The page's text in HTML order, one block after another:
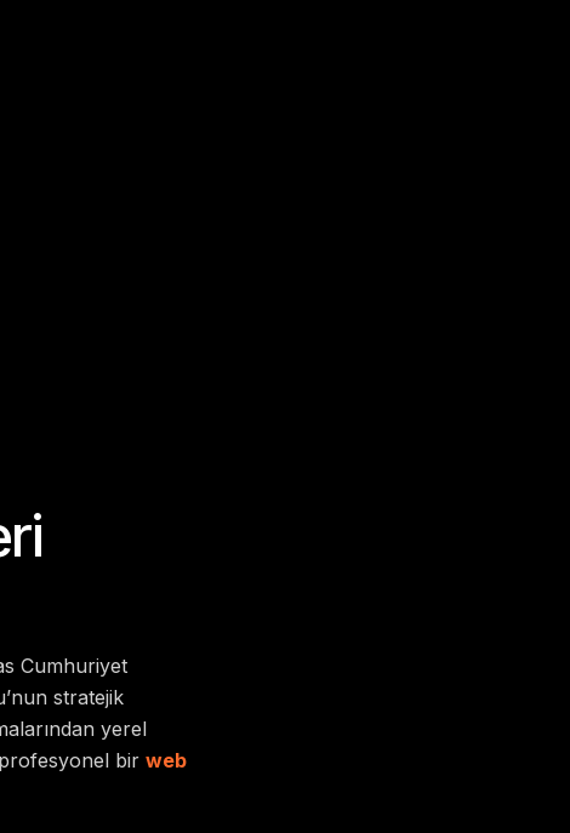
Cumhuriyet
stratejik
yerel
bir web